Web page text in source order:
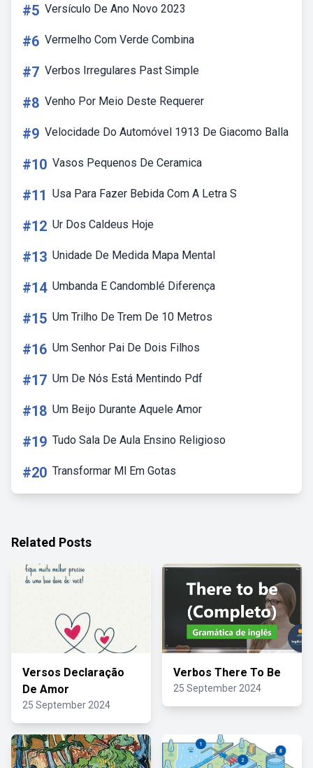
#5 Versículo De Ano Novo 2023
#6 Vermelho Com Verde Combina
#7 Verbos Irregulares Past Simple
#8 Venho Por Meio Deste Requerer
#9 Velocidade Do Automóvel 1913 De Giacomo Balla
#10 Vasos Pequenos De Ceramica
#11 Usa Para Fazer Bebida Com A Letra S
#12 Ur Dos Caldeus Hoje
#13 Unidade De Medida Mapa Mental
#14 Umbanda E Candomblé Diferença
#15 Um Trilho De Trem De 10 Metros
#16 Um Senhor Pai De Dois Filhos
#17 Um De Nós Está Mentindo Pdf
#18 Um Beijo Durante Aquele Amor
#19 Tudo Sala De Aula Ensino Religioso
#20 Transformar Ml Em Gotas
Related Posts
Versos Declaração
De Amor
25 September 2024
Verbos There To Be
25 September 2024